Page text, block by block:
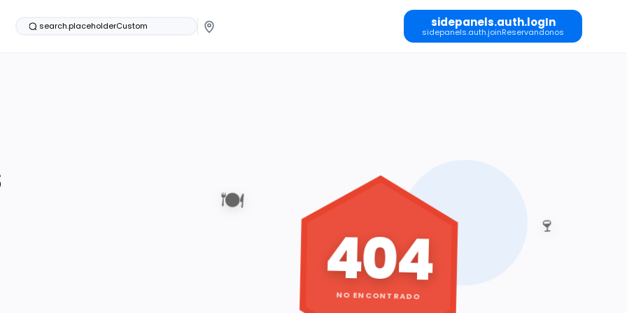
search.placeholderCustom sidepanels.auth.logIn
sidepanels.auth.joinReservandonos
🍽️
🍷
404
NO ENCONTRADO